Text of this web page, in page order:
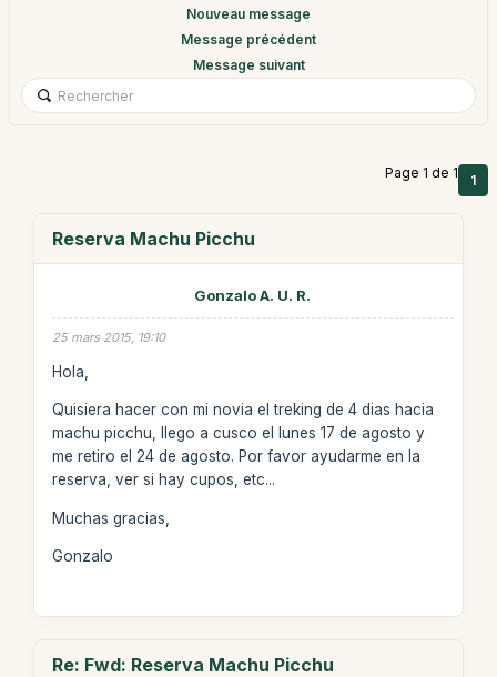
Nouveau message
Message précédent
Message suivant
Page 1 de 1 1
Reserva Machu Picchu
Gonzalo A. U. R.
25 mars 2015, 19:10
Hola,
Quisiera hacer con mi novia el treking de 4 dias hacia
machu picchu, llego a cusco el lunes 17 de agosto y
me retiro el 24 de agosto. Por favor ayudarme en la
reserva, ver si hay cupos, etc...
Muchas gracias,
Gonzalo
Re: Fwd: Reserva Machu Picchu